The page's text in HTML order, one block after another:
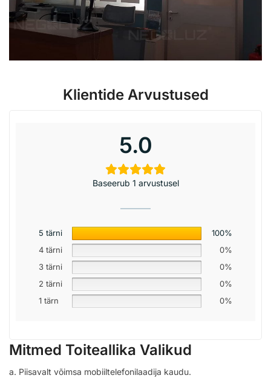
Klientide Arvustused
5.0
Baseerub 1 arvustusel
5 tärni
100%
4 tärni
0%
3 tärni
0%
2 tärni
0%
1 tärn
0%
Mitmed Toiteallika Valikud
a. Piisavalt võimsa mobiiltelefonilaadija kaudu.